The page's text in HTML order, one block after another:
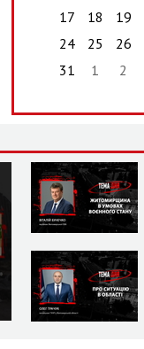
17
18 19
24
25 26
31
1 2